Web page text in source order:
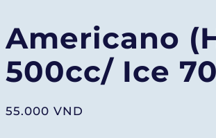
Americano
500cc/ Ice
55.000 VND